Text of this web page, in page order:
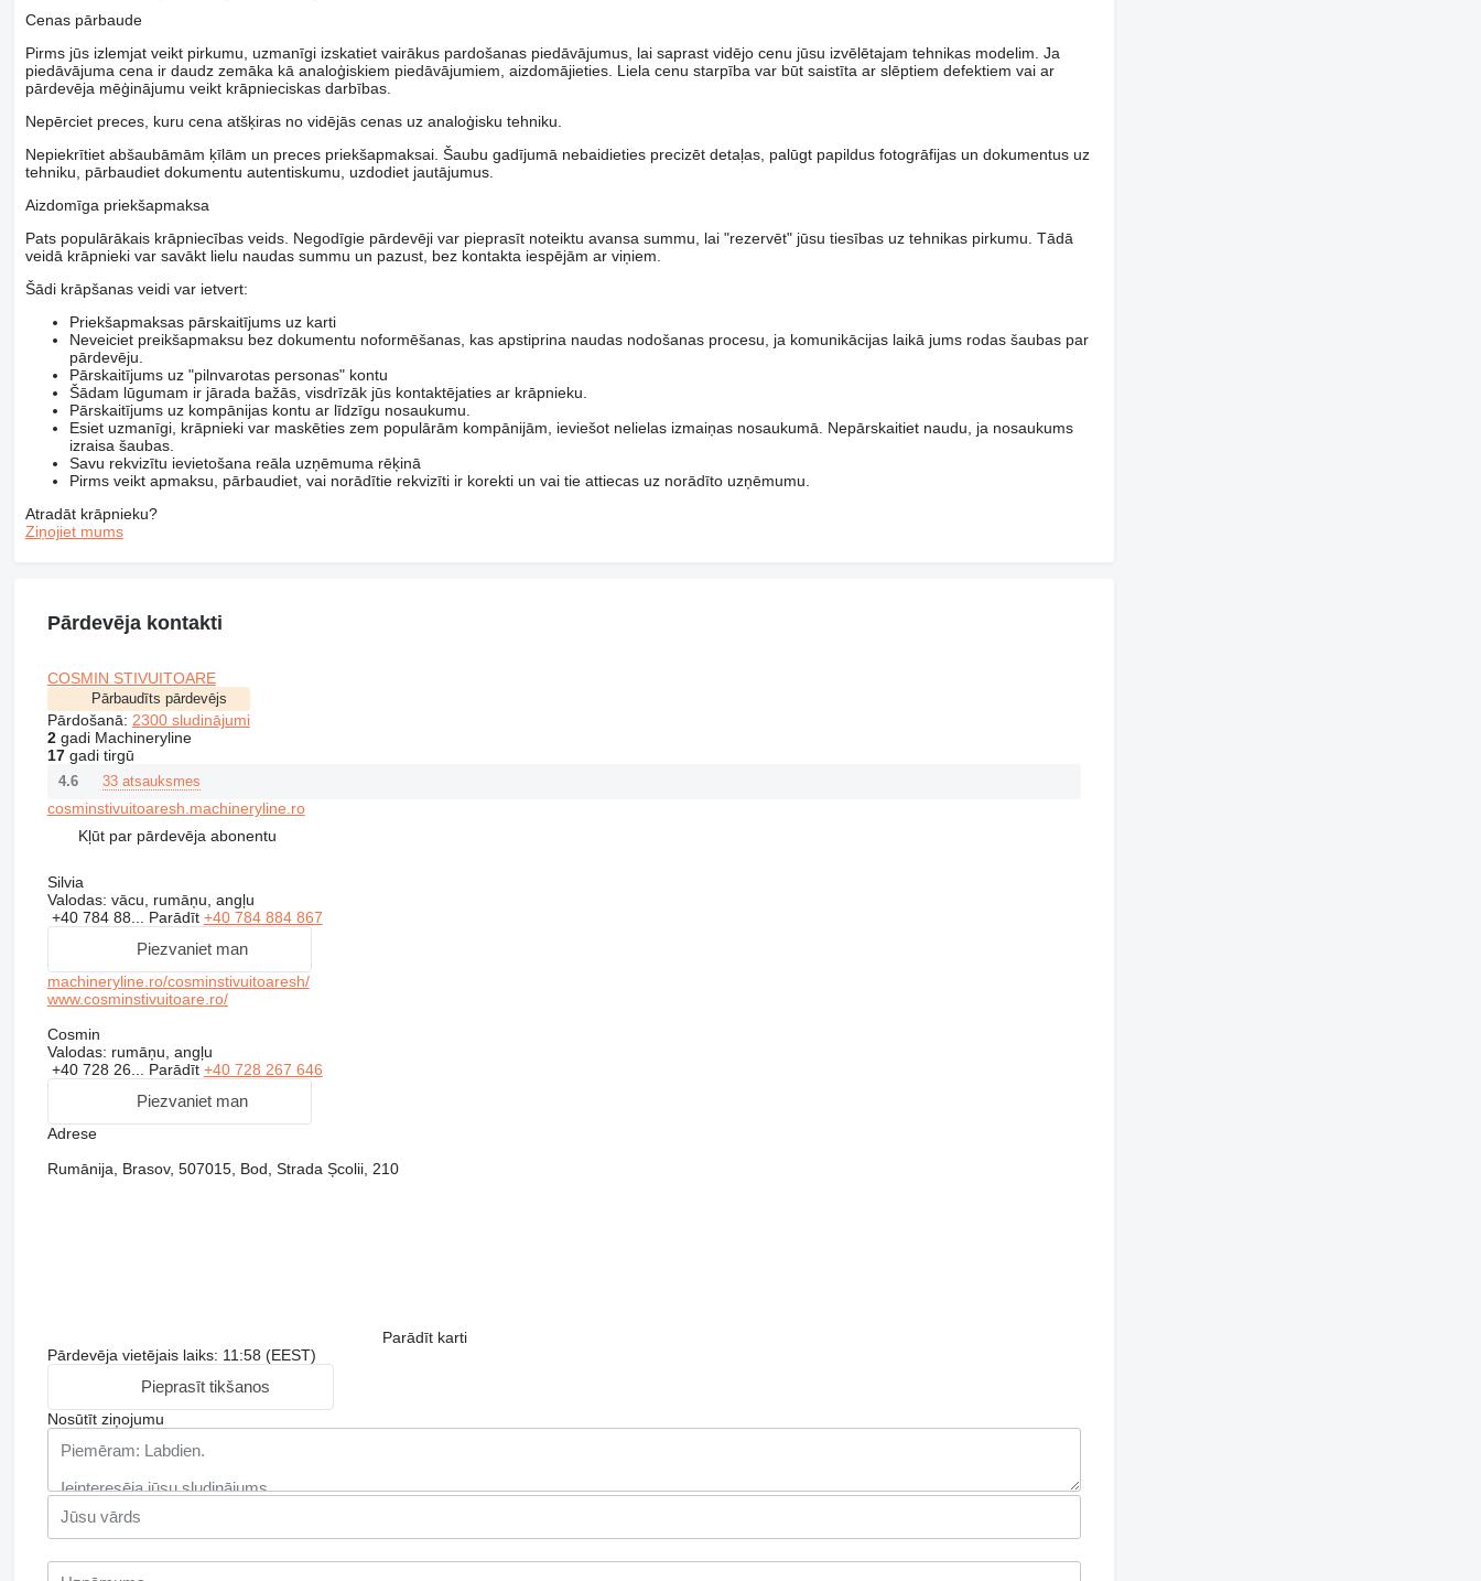
Cenas pārbaude
Pirms jūs izlemjat veikt pirkumu, uzmanīgi izskatiet vairākus pardošanas piedāvājumus, lai saprast vidējo cenu jūsu izvēlētajam tehnikas modelim. Ja
piedāvājuma cena ir daudz zemāka kā analoģiskiem piedāvājumiem, aizdomājieties. Liela cenu starpība var būt saistīta ar slēptiem defektiem vai ar
pārdevēja mēģinājumu veikt krāpnieciskas darbības.
Nepērciet preces, kuru cena atšķiras no vidējās cenas uz analoģisku tehniku.
Nepiekrītiet abšaubāmām ķīlām un preces priekšapmaksai. Šaubu gadījumā nebaidieties precizēt detaļas, palūgt papildus fotogrāfijas un dokumentus uz
tehniku, pārbaudiet dokumentu autentiskumu, uzdodiet jautājumus.
Aizdomīga priekšapmaksa
Pats populārākais krāpniecības veids. Negodīgie pārdevēji var pieprasīt noteiktu avansa summu, lai "rezervēt" jūsu tiesības uz tehnikas pirkumu. Tādā
veidā krāpnieki var savākt lielu naudas summu un pazust, bez kontakta iespējām ar viņiem.
Šādi krāpšanas veidi var ietvert:
Priekšapmaksas pārskaitījums uz karti
Neveiciet preikšapmaksu bez dokumentu noformēšanas, kas apstiprina naudas nodošanas procesu, ja komunikācijas laikā jums rodas šaubas par
pārdevēju.
Pārskaitījums uz "pilnvarotas personas" kontu
Šādam lūgumam ir jārada bažās, visdrīzāk jūs kontaktējaties ar krāpnieku.
Pārskaitījums uz kompānijas kontu ar līdzīgu nosaukumu.
Esiet uzmanīgi, krāpnieki var maskēties zem populārām kompānijām, ieviešot nelielas izmaiņas nosaukumā. Nepārskaitiet naudu, ja nosaukums
izraisa šaubas.
Savu rekvizītu ievietošana reāla uzņēmuma rēķinā
Pirms veikt apmaksu, pārbaudiet, vai norādītie rekvizīti ir korekti un vai tie attiecas uz norādīto uzņēmumu.
Atradāt krāpnieku?
Ziņojiet mums
Pārdevēja kontakti
COSMIN STIVUITOARE
Pārbaudīts pārdevējs
Pārdošanā: 2300 sludinājumi
2gadi Machineryline
17gadi tirgū
4.6 33 atsauksmes
cosminstivuitoaresh.machineryline.ro
Kļūt par pārdevēja abonentu
Silvia
Valodas: vācu, rumāņu, angļu
+40 784 88... Parādīt +40 784 884 867
Piezvaniet man
machineryline.ro/cosminstivuitoaresh/
www.cosminstivuitoare.ro/
Cosmin
Valodas: rumāņu, angļu
+40 728 26... Parādīt +40 728 267 646
Piezvaniet man
Adrese
Rumānija, Brasov, 507015, Bod, Strada Școlii, 210
Parādīt karti
Pārdevēja vietējais laiks: 11:58 (EEST)
Pieprasīt tikšanos
Nosūtīt ziņojumu